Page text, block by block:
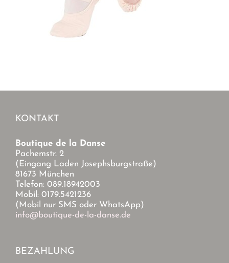
KONTAKT
Boutique de la Danse
Pachemstr. 2
(Eingang Laden Josephsburgstraße)
81673 München
Telefon: 089.18942003
Mobil: 0179.5421236
(Mobil nur SMS oder WhatsApp)
info@boutique-de-la-danse.de
BEZAHLUNG